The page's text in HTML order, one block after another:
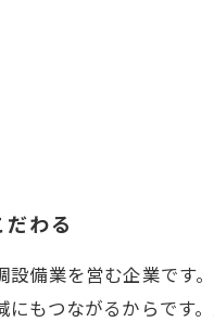
わる
設備業を営む企業です
にもつながるからです